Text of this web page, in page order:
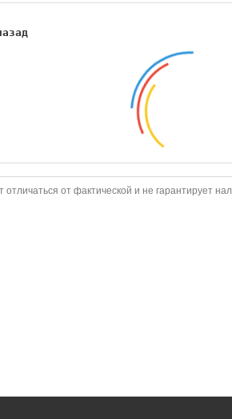
от фактической и не гарантирует